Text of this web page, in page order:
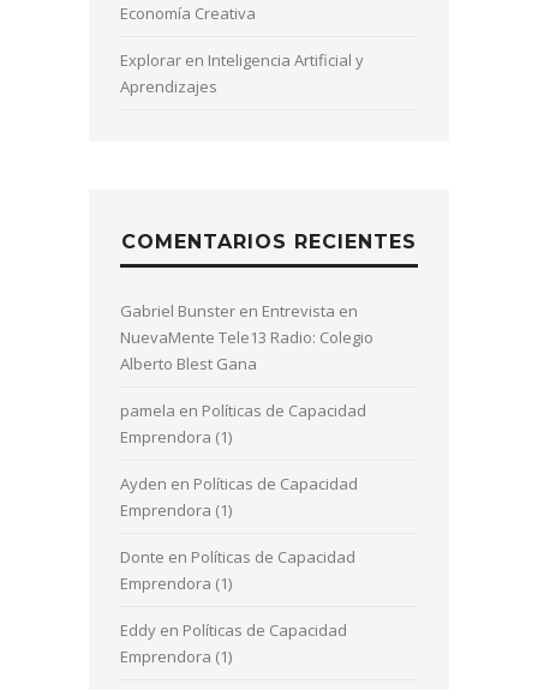
Economía Creativa
Explorar en Inteligencia Artificial y
Aprendizajes
COMENTARIOS RECIENTES
Gabriel Bunster en Entrevista en
NuevaMente Tele13 Radio: Colegio
Alberto Blest Gana
pamela en Políticas de Capacidad
Emprendora (1)
Ayden en Políticas de Capacidad
Emprendora (1)
Donte en Políticas de Capacidad
Emprendora (1)
Eddy en Políticas de Capacidad
Emprendora (1)